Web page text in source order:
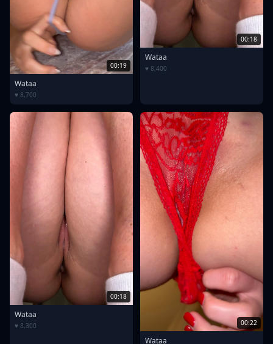
00:19
Wataa
♥ 8,700
00:18
Wataa
♥ 8,400
00:18
Wataa
♥ 8,300 00:22
Wataa